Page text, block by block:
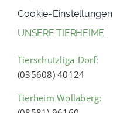
Cookie-Einstellungen
UNSERE TIERHEIME
Tierschutzliga-Dorf:
(035608) 40124
Tierheim Wollaberg: